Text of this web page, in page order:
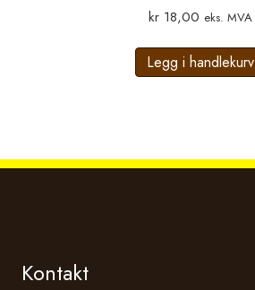
kr 18,00 eks. MVA
Legg i handlekurv
Kontakt